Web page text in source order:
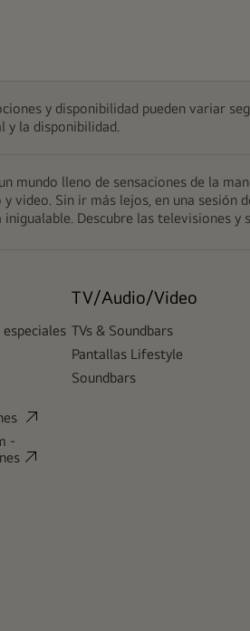
y disponibilidad pueden variar
y la disponibilidad.
mundo lleno de sensaciones de la
y video. Sin ir más lejos, en una
Descubre las televisiones
-
TV/Audio/Video
TVs & Soundbars
Pantallas Lifestyle
Soundbars